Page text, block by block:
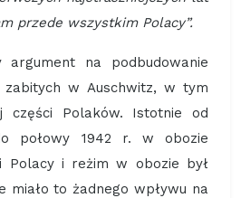
przede wszystkim Polacy”.
na podbudowanie
w Auschwitz, w tym
części Polaków. Istotnie od
połowy 1942 r. w obozie
Polacy i reżim w obozie był
miało to żadnego wpływu na